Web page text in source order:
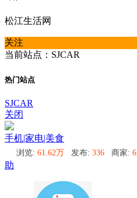
松江生活网
关注
当前站点：SJCAR
热门站点
SJCAR
关闭
手机|家电|美食
浏览: 61.62万 发布: 336 商家: 6
助